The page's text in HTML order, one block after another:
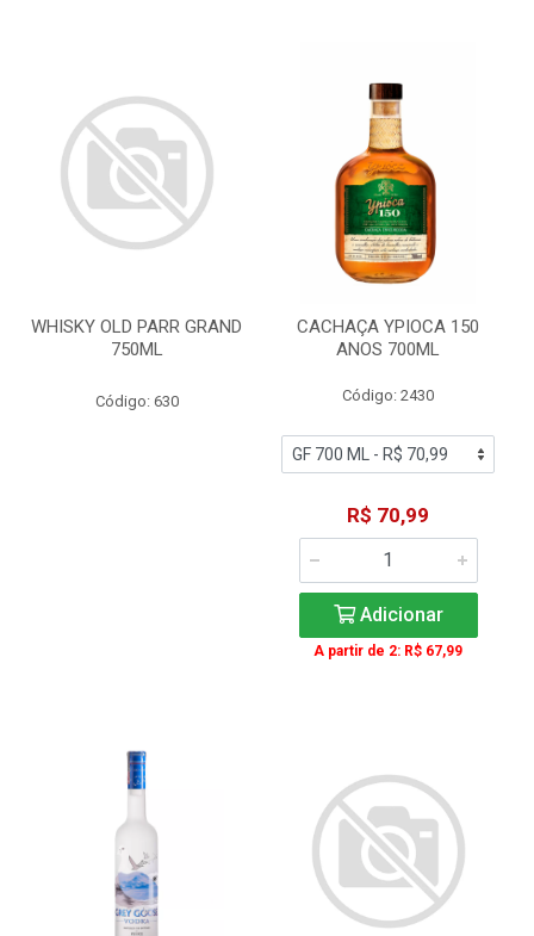
WHISKY OLD PARR GRAND
750ML
Código: 630
CACHAÇA YPIOCA 150
ANOS 700ML
Código: 2430
R$ 70,99
Adicionar
A partir de 2: R$ 67,99